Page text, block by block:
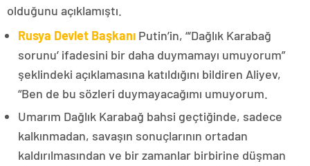
olduğunu açıklamıştı.
Rusya Devlet Başkanı Putin’in, “‘Dağlık Karabağ
sorunu’ ifadesini bir daha duymamayı umuyorum”
şeklindeki açıklamasına katıldığını bildiren Aliyev,
“Ben de bu sözleri duymayacağımı umuyorum.
Umarım Dağlık Karabağ bahsi geçtiğinde, sadece
kalkınmadan, savaşın sonuçlarının ortadan
kaldırılmasından ve bir zamanlar birbirine düşman